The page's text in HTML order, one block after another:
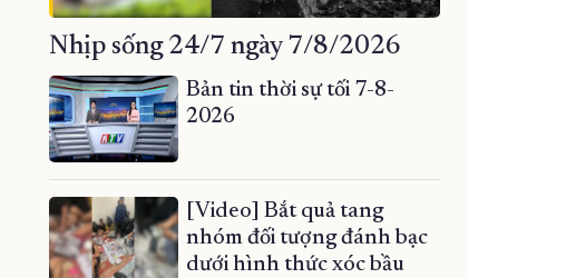
Nhịp sống 24/7 ngày 7/8/2026
Bản tin thời sự tối 7-8-
2026
[Video] Bắt quả tang
nhóm đối tượng đánh bạc
dưới hình thức xóc bầu